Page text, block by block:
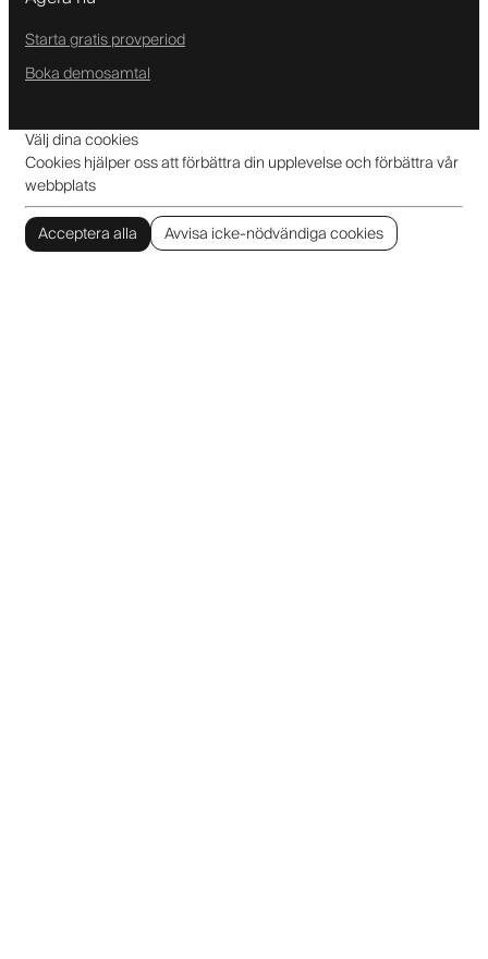
Starta gratis provperiod
Boka demosamtal
Välj dina cookies
Cookies hjälper oss att förbättra din upplevelse och förbättra vår
webbplats
Acceptera alla
Avvisa icke-nödvändiga cookies